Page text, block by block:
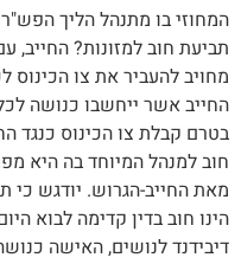
המחוזי בו מתנהל הליך
תביעת חוב למזונות? החייב,
מחויב להעביר את צו הכינוס
החייב אשר ייחשבו כנושה לכל
בטרם קבלת צו הכינוס כנגד
חוב למנהל המיוחד בה היא
מאת החייב-הגרוש. יודגש כי
הינו חוב בדין קדימה לבוא
דיבידנד לנושים, האישה